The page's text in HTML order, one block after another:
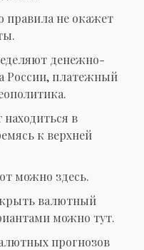
правила не окажет
денежно-
России, платежный
находиться в
к верхней
можно здесь.
валютный
можно тут.
прогнозов